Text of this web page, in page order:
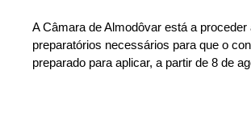
A Câmara de Almodôvar está a proceder
preparatórios necessários para que o
preparado para aplicar, a partir de 8 de